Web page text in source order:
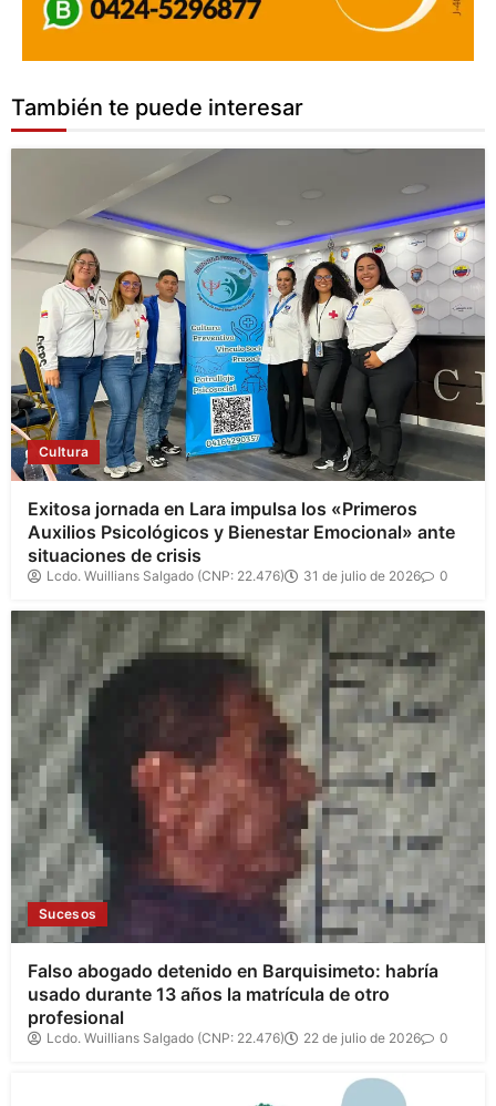
También te puede interesar
Cultura
Exitosa jornada en Lara impulsa los «Primeros
Auxilios Psicológicos y Bienestar Emocional» ante
situaciones de crisis
Lcdo. Wuillians Salgado (CNP: 22.476) 31 de julio de 2026 0
Sucesos
Falso abogado detenido en Barquisimeto: habría
usado durante 13 años la matrícula de otro
profesional
Lcdo. Wuillians Salgado (CNP: 22.476) 22 de julio de 2026 0